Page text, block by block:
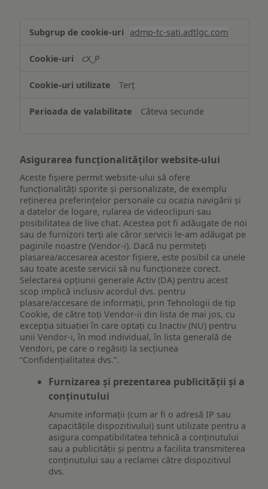
și/sau
informațiilor
pe
dispozitiv
admp-tc-sati.adtlgc.com
cX_P
Terț
Câteva secunde
Asigurarea funcționalităților website-ului
Aceste fișiere permit website-ului să ofere
funcționalități sporite și personalizate, de exemplu
reţinerea preferinţelor personale cu ocazia navigării și
a datelor de logare, rularea de videoclipuri sau
posibilitatea de live chat. Acestea pot fi adăugate de noi
sau de furnizori terți ale căror servicii le-am adăugat pe
paginile noastre (Vendor-i). Dacă nu permiteți
plasarea/accesarea acestor fișiere, este posibil ca unele
sau toate aceste servicii să nu funcționeze corect.
Selectarea opțiunii generale Activ (DA) pentru acest
scop implică inclusiv acordul dvs. pentru
plasare/accesare de informații, prin Tehnologii de tip
Cookie, de către toți Vendor-ii din lista de mai jos, cu
excepția situației în care optați cu Inactiv (NU) pentru
unii Vendor-i, în mod individual, în lista generală de
Vendori, pe care o regăsiți la secțiunea
“Confidențialitatea dvs.”.
Furnizarea și prezentarea publicității și a
conținutului
Anumite informații (cum ar fi o adresă IP sau
capacitățile dispozitivului) sunt utilizate pentru a
asigura compatibilitatea tehnică a conținutului
sau a publicității și pentru a facilita transmiterea
conținutului sau a reclamei către dispozitivul
dvs.